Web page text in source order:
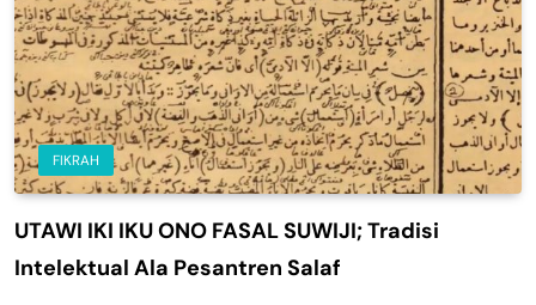
FIKRAH
UTAWI IKI IKU ONO FASAL SUWIJI; Tradisi
Intelektual Ala Pesantren Salaf